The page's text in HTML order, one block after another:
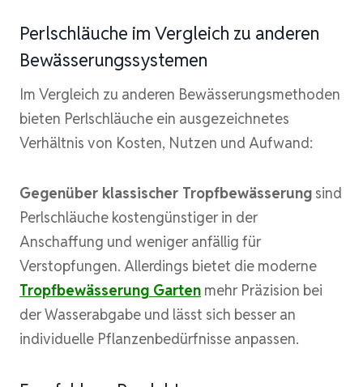
Perlschläuche im Vergleich zu anderen
Bewässerungssystemen
Im Vergleich zu anderen Bewässerungsmethoden
bieten Perlschläuche ein ausgezeichnetes
Verhältnis von Kosten, Nutzen und Aufwand:
Gegenüber klassischer Tropfbewässerung sind
Perlschläuche kostengünstiger in der
Anschaffung und weniger anfällig für
Verstopfungen. Allerdings bietet die moderne
Tropfbewässerung Garten mehr Präzision bei
der Wasserabgabe und lässt sich besser an
individuelle Pflanzenbedürfnisse anpassen.